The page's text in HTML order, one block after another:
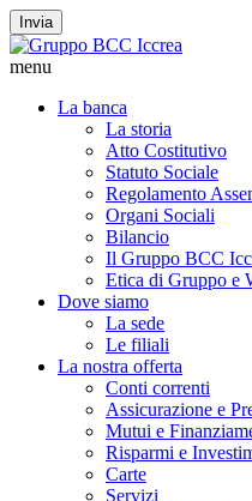
Invia
menu
La banca
La storia
Atto Costitutivo
Statuto Sociale
Regolamento
Organi Sociali
Bilancio
Il Gruppo BCC
Etica di Gruppo e
Dove siamo
La sede
Le filiali
La nostra offerta
Conti correnti
Assicurazione e
Mutui e
Risparmi e
Carte
Servizi